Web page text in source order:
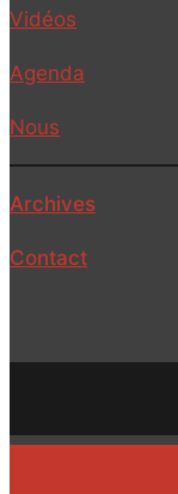
Vidéos
Agenda
Nous
Archives
Contact